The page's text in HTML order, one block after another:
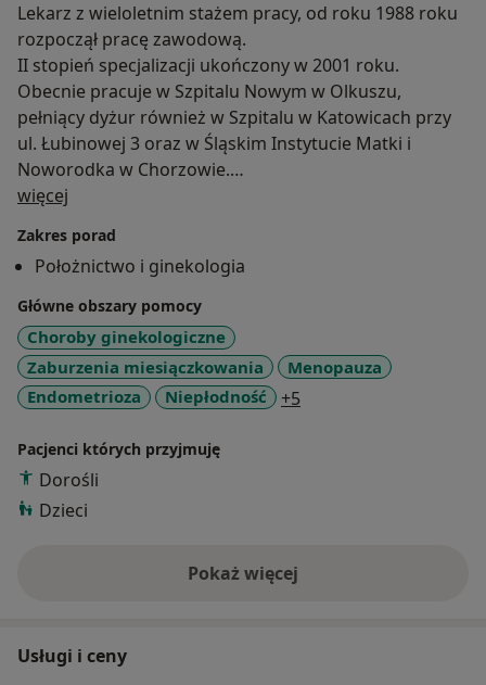
Lekarz z wieloletnim stażem pracy, od roku 1988 roku
rozpoczął pracę zawodową.
II stopień specjalizacji ukończony w 2001 roku.
Obecnie pracuje w Szpitalu Nowym w Olkuszu,
pełniący dyżur również w Szpitalu w Katowicach przy
ul. Łubinowej 3 oraz w Śląskim Instytucie Matki i
Noworodka w Chorzowie.
Swój prywatny gabinet prowadzi od 2001 roku w
oraz piątki od godziny 15:00
W gabinecie posiada sprzęt do wykonania badania
USG oraz do krioterapii.
więcej
Zakres porad
Położnictwo i ginekologia
Główne obszary pomocy
Choroby ginekologiczne
Zaburzenia miesiączkowania
Menopauza
Endometrioza
Niepłodność +5
Pacjenci których przyjmuję
Dorośli
Dzieci
Pokaż więcejo doświadczeniu
Usługi i ceny